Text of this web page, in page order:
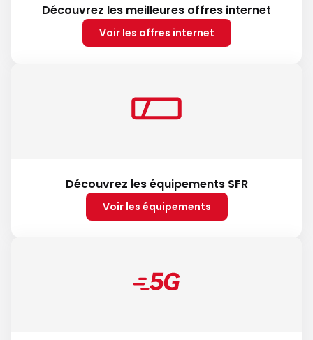
Découvrez les meilleures offres internet
Voir les offres internet
Découvrez les équipements SFR
Voir les équipements